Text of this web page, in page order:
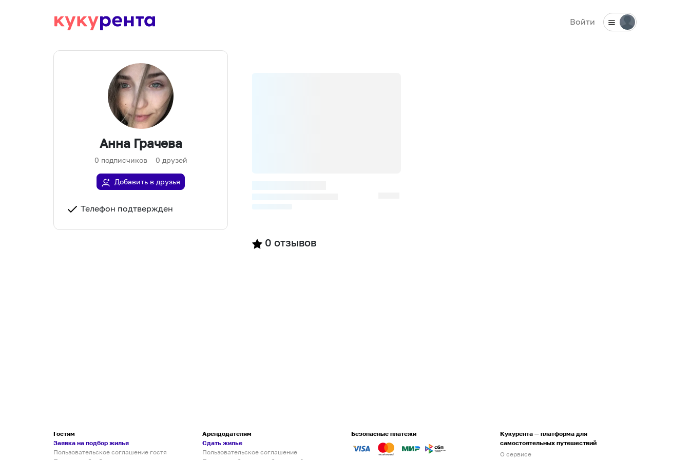
Войти
Анна Грачева
0 подписчиков 0 друзей
Добавить в друзья
Телефон подтвержден
0 отзывов
Гостям
Заявка на подбор жилья
Пользовательское соглашение гостя
Арендодателям
Сдать жилье
Пользовательское соглашение
Безопасные платежи
Кукурента — платформа для
самостоятельных путешествий
О сервисе